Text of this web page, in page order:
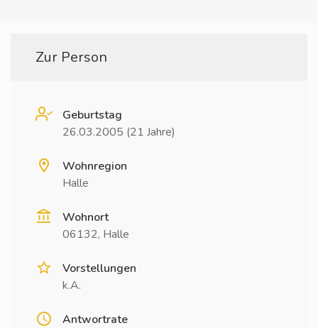
Zur Person
Geburtstag
26.03.2005 (21 Jahre)
Wohnregion
Halle
Wohnort
06132, Halle
Vorstellungen
k.A.
Antwortrate